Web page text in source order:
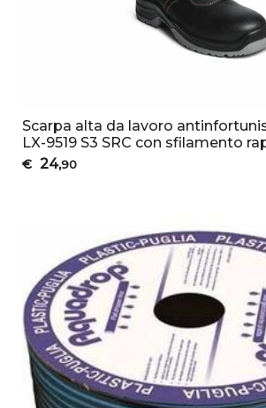
Scarpa alta da lavoro
LX-9519 S3 SRC con sfilamento
€ 24,90